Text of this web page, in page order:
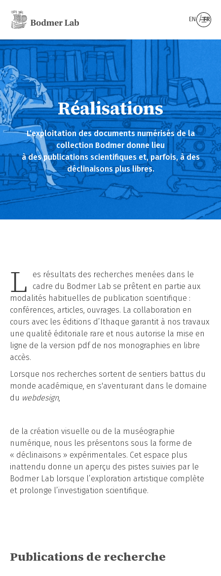
EN FR
Réalisations
L’exploitation des documents numérisés de la
collection Bodmer donne lieu
à des publications scientifiques et, parfois, à des
déclinaisons plus libres.
L
es résultats des recherches menées dans le
cadre du Bodmer Lab se prêtent en partie aux
modalités habituelles de publication scientifique :
conférences, articles, ouvrages. La collaboration en
cours avec les éditions d’Ithaque garantit à nos travaux
une qualité éditoriale rare et nous autorise la mise en
ligne de la version pdf de nos monographies en libre
accès.
Lorsque nos recherches sortent de sentiers battus du
monde académique, en s'aventurant dans le domaine
du webdesign,
de la création visuelle ou de la muséographie
numérique, nous les présentons sous la forme de
« déclinaisons » expérimentales. Cet espace plus
inattendu donne un aperçu des pistes suivies par le
Bodmer Lab lorsque l’exploration artistique complète
et prolonge l’investigation scientifique.
Publications de recherche